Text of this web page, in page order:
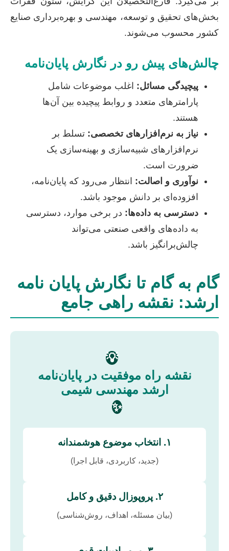
بخش‌های تحقیق و توسعه، مهندسی و بهره‌برداری صنایع
کشور محسوب می‌شوند.
چالش‌های پیش رو در نگارش پایان‌نامه
پیچیدگی مسائل: اغلب موضوعات شامل
پارامترهای متعدد و روابط پیچیده بین آن‌ها
هستند.
نیاز به نرم‌افزارهای تخصصی: تسلط بر
نرم‌افزارهای شبیه‌سازی و بهینه‌سازی یک
ضرورت است.
نوآوری و اصالت: انتظار می‌رود که پایان‌نامه،
افزوده‌ای بر دانش موجود باشد.
دسترسی به داده‌ها: در برخی موارد، دسترسی
به داده‌های واقعی صنعتی می‌تواند
چالش‌برانگیز باشد.
گام به گام تا نگارش پایان نامه
ارشد: نقشه راهی جامع
💡
نقشه راه موفقیت در پایان‌نامه
ارشد مهندسی شیمی
✨
۱. انتخاب موضوع هوشمندانه
(جدید، کاربردی، قابل اجرا)
۲. پروپوزال دقیق و کامل
(بیان مسئله، اهداف، روش‌شناسی)